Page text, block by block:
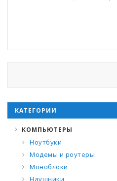
КАТЕГОРИИ
КОМПЬЮТЕРЫ
Ноутбуки
Модемы и роутеры
Моноблоки
Наушники